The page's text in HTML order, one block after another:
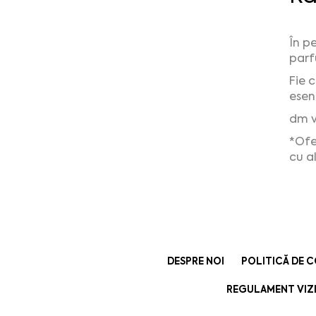
În
Fie
dm
cu
DESPRE NOI POLITICĂ DE
REGULAMENT